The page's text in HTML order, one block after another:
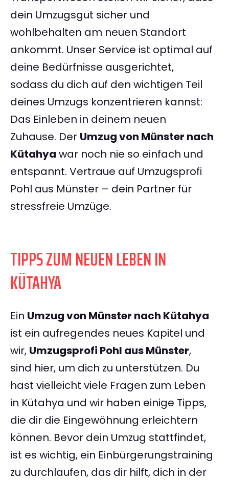
dein Umzugsgut sicher und
wohlbehalten am neuen Standort
ankommt. Unser Service ist optimal auf
deine Bedürfnisse ausgerichtet,
sodass du dich auf den wichtigen Teil
deines Umzugs konzentrieren kannst:
Das Einleben in deinem neuen
Zuhause. Der Umzug von Münster nach
Kütahya war noch nie so einfach und
entspannt. Vertraue auf Umzugsprofi
Pohl aus Münster – dein Partner für
stressfreie Umzüge.
TIPPS ZUM NEUEN LEBEN IN
KÜTAHYA
Ein Umzug von Münster nach Kütahya
ist ein aufregendes neues Kapitel und
wir, Umzugsprofi Pohl aus Münster,
sind hier, um dich zu unterstützen. Du
hast vielleicht viele Fragen zum Leben
in Kütahya und wir haben einige Tipps,
die dir die Eingewöhnung erleichtern
können. Bevor dein Umzug stattfindet,
ist es wichtig, ein Einbürgerungstraining
zu durchlaufen, das dir hilft, dich in der